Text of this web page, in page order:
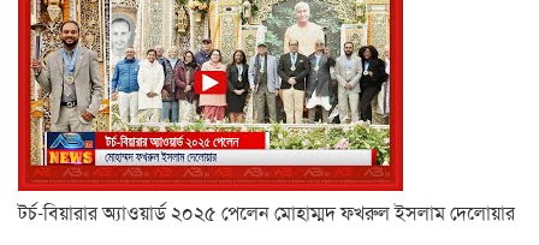
টর্চ-বিয়ারার অ্যাওয়ার্ড ২০২৫ পেলেন মোহাম্মদ ফখরুল ইসলাম দেলোয়ার